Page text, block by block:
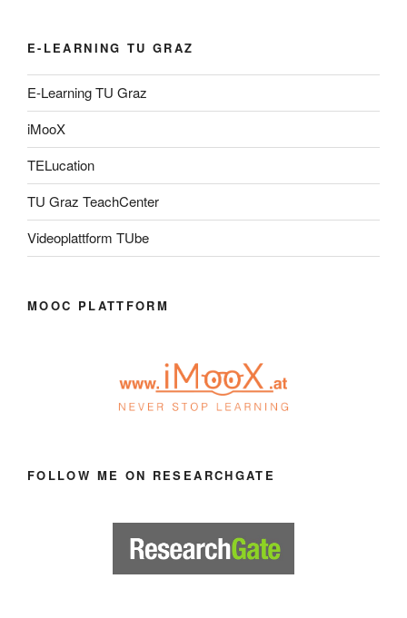
E-LEARNING TU GRAZ
E-Learning TU Graz
iMooX
TELucation
TU Graz TeachCenter
Videoplattform TUbe
MOOC PLATTFORM
FOLLOW ME ON RESEARCHGATE